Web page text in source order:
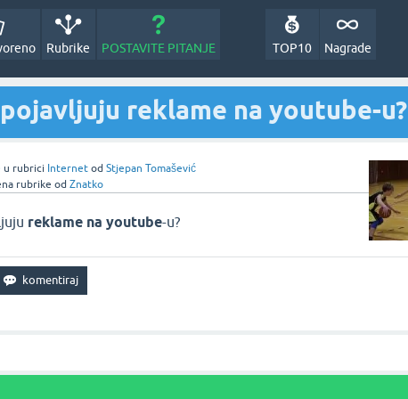
Rubrike POSTAVITE PITANJE Nagrade
TOP10
reklame na youtube-u?
u rubrici Internet od Stjepan Tomašević
rubrike od Znatko
reklame na youtube-u?